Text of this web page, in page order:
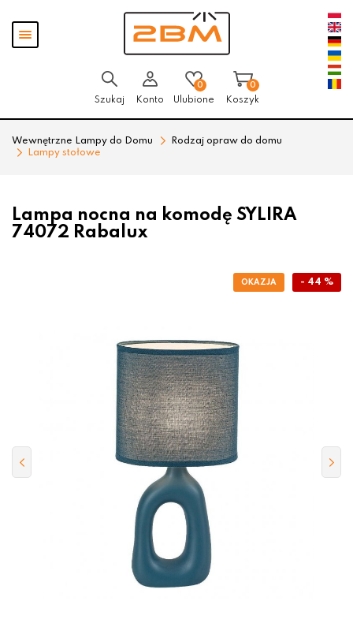
Pokaż
menu
Szukaj Konto
0
Ulubione
0
Koszyk
Wewnętrzne Lampy do Domu
Rodzaj opraw do domu
Lampy stołowe
Lampa nocna na komodę SYLIRA
74072 Rabalux
- 44 %